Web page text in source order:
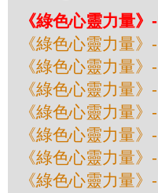
《綠色心靈力量
《綠色心靈力量
《綠色心靈力量
《綠色心靈力量
《綠色心靈力量
《綠色心靈力量
《綠色心靈力量
《綠色心靈力量